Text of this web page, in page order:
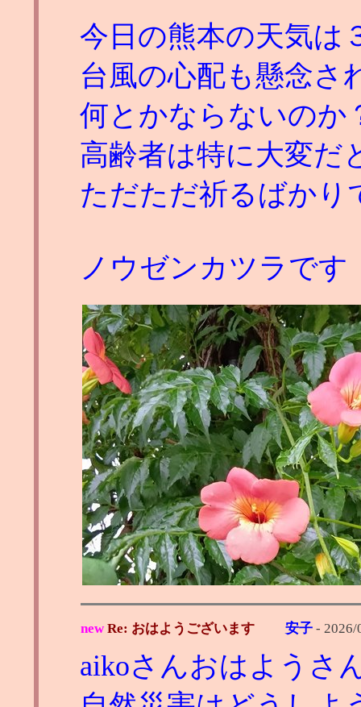
今日の熊本の天気は
台風の心配も懸念さ
何とかならないのか
高齢者は特に大変だ
ただただ祈るばかり
ノウゼンカツラです
new Re: おはようございます 安子 - 2026/
aikoさんおはようさ